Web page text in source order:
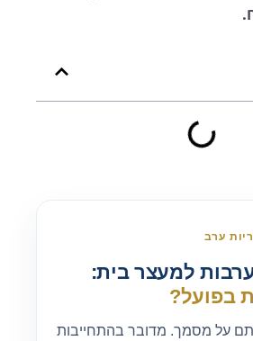
ערב
למעצר בית:
בפועל?
על מסמך. מדובר בהתחייבות